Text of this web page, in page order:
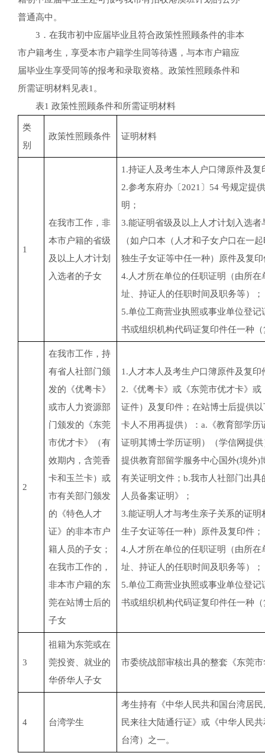
普通高中。
3．在我市初中应届毕业且符合政策性照顾条件的非本
市户籍考生，享受本市户籍学生同等待遇，与本市户籍应
届毕业生享受同等的报考和录取资格。政策性照顾条件和
所需证明材料见表1。
表1 政策性照顾条件和所需证明材料
类
别
政策性照顾条件 证明材料
1
在我市工作，非
本市户籍的省级
及以上人才计划
入选者的子女
1.持证人及考生本人户口簿原件及复
2.参考东府办〔2021〕54 号规定提
明；
3.能证明省级及以上人才计划入选
（如户口本（人才和子女户口在一
独生子女证等中任一种）原件及复印
4.人才所在单位的任职证明（由所
址、持证人的任职时间及职务等）；
5.单位工商营业执照或事业单位登
书或组织机构代码证复印件任一种
2
在我市工作，持
有省人社部门颁
发的《优粤卡》
或市人力资源部
门颁发的《东莞
市优才卡》（有
效期内，含莞香
卡和玉兰卡）或
市有关部门颁发
的《特色人才
证》的非本市户
籍人员的子女；
在我市工作的，
非本市户籍的东
莞在站博士后的
子女
1.人才本人及考生户口簿原件及复印
2.《优粤卡》或《东莞市优才卡》
证件）及复印件；在站博士后提供
卡人不用再提供）：a.《教育部学
证明其博士学历证明）（学信网提
提供教育部留学服务中心国外(境外)
有关证明文件；b.我市人社部门出
人员备案证明》；
3.能证明人才与考生亲子关系的证
生子女证等任一种）原件及复印件；
4.人才所在单位的任职证明（由所
址、持证人的任职时间及职务等）；
5.单位工商营业执照或事业单位登
书或组织机构代码证复印件任一种
3
祖籍为东莞或在
莞投资、就业的
华侨华人子女
市委统战部审核出具的整套《东莞
4 台湾学生
考生持有《中华人民共和国台湾居
民来往大陆通行证》或《中华人民
台湾）之一。